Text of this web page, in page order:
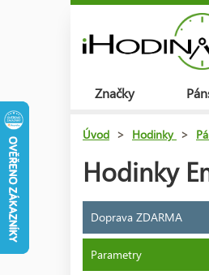
Značky
Úvod > Hodinky >
Hodinky
Doprava ZDARMA
Parametry